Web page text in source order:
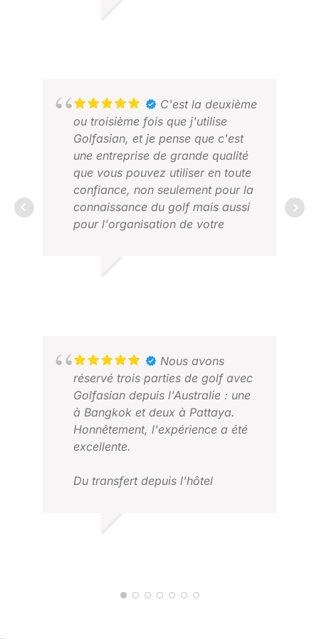
l'équipe de Golfasian s'est
Je ferai sans aucun doute à
nouveau appel à Golfasian pour
nos vacances de golf annuelles.
C'est la deuxième
ou troisième fois que j'utilise
Golfasian, et je pense que c'est
une entreprise de grande qualité
que vous pouvez utiliser en toute
confiance, non seulement pour la
connaissance du golf mais aussi
pour l'organisation de votre
auparavant, je pense qu'il serait
すが、ゴルフの知識だけでなく、旅
行のプランニングなども相談できる
安心して利用できる高品質な代理店
だと思います。以前のように自分で
手配していたら、同じような経験を
するのはとても大変だと思います。
Nous avons
réservé trois parties de golf avec
Golfasian depuis l'Australie : une
à Bangkok et deux à Pattaya.
Honnêtement, l'expérience a été
excellente.
Du transfert depuis l'hôtel
bien organisé, sans aucun stress.